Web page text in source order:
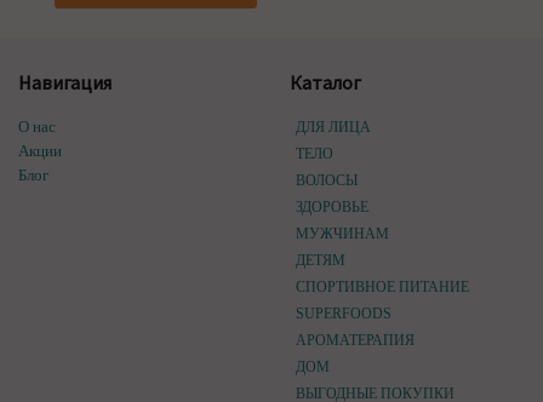
Навигация
О нас
Акции
Блог
Каталог
ДЛЯ ЛИЦА
ТЕЛО
ВОЛОСЫ
ЗДОРОВЬЕ
МУЖЧИНАМ
ДЕТЯМ
СПОРТИВНОЕ ПИТАНИЕ
SUPERFOODS
АРОМАТЕРАПИЯ
ДОМ
ВЫГОДНЫЕ ПОКУПКИ